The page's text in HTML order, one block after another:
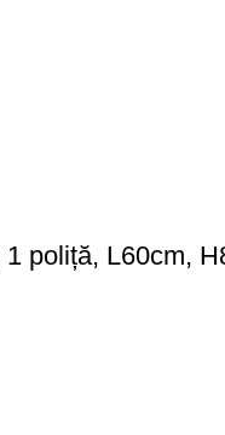
poliță, L60cm,